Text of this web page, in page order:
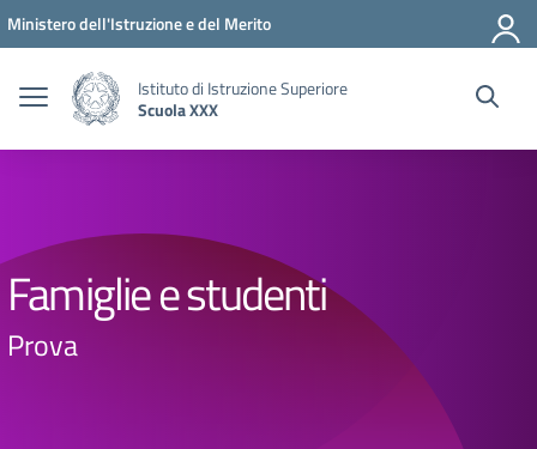
Vai ai contenuti
Vai al menu di navigazione
Vai al footer
Ministero dell'Istruzione e del Merito
Istituto di Istruzione Superiore
Scuola XXX
Famiglie e studenti
Prova